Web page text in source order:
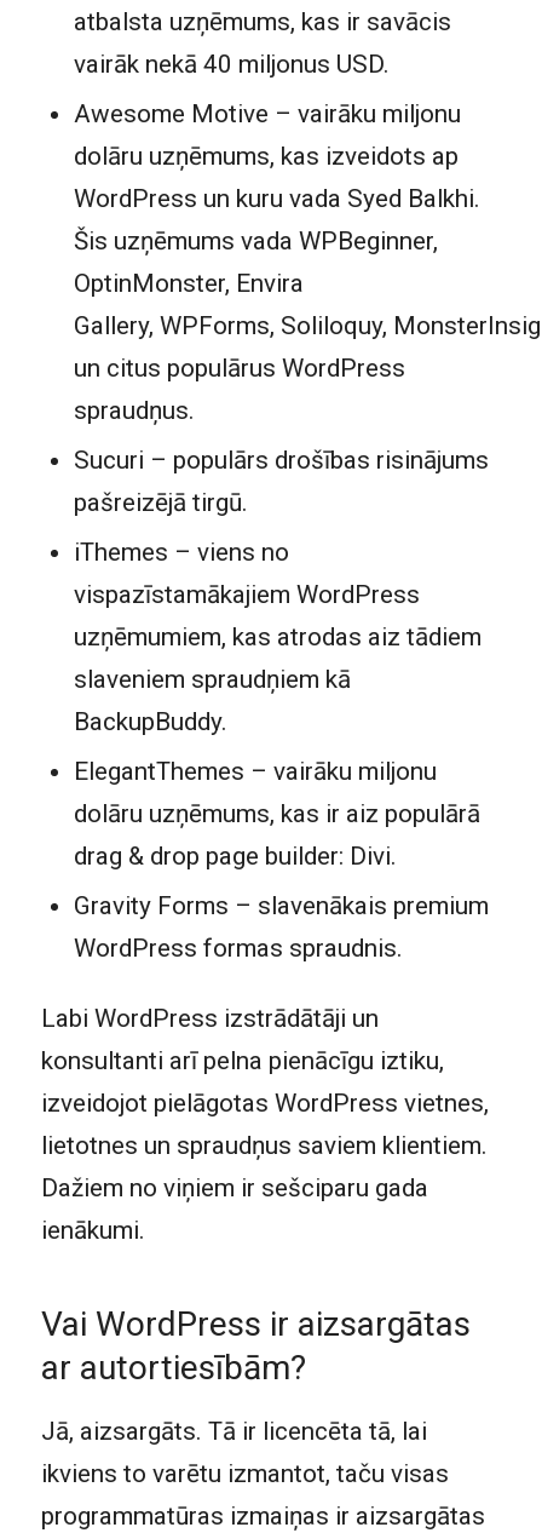
atbalsta uzņēmums, kas ir savācis
vairāk nekā 40 miljonus USD.
Awesome Motive – vairāku miljonu
dolāru uzņēmums, kas izveidots ap
WordPress un kuru vada Syed Balkhi.
Šis uzņēmums vada WPBeginner,
OptinMonster, Envira
Gallery,WPForms, Soliloquy,
un citus populārus WordPress
spraudņus.
Sucuri – populārs drošības risinājums
pašreizējā tirgū.
iThemes – viens no
vispazīstamākajiem WordPress
uzņēmumiem, kas atrodas aiz tādiem
slaveniem spraudņiem kā
BackupBuddy.
ElegantThemes – vairāku miljonu
dolāru uzņēmums, kas ir aiz populārā
drag & drop page builder: Divi.
Gravity Forms – slavenākais premium
WordPress formas spraudnis.
Labi WordPress izstrādātāji un
konsultanti arī pelna pienācīgu iztiku,
izveidojot pielāgotas WordPress vietnes,
lietotnes un spraudņus saviem klientiem.
Dažiem no viņiem ir sešciparu gada
ienākumi.
Vai WordPress ir aizsargātas
ar autortiesībām?
Jā, aizsargāts. Tā ir licencēta tā, lai
ikviens to varētu izmantot, taču visas
programmatūras izmaiņas ir aizsargātas